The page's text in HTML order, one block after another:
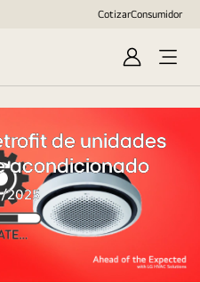
CotizarConsumidor
Inicio
sesión/
de unidades
acondicionado
2025